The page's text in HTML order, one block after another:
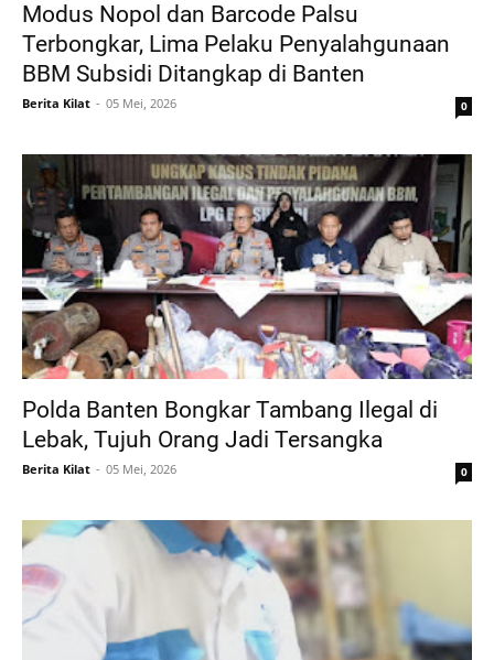
Modus Nopol dan Barcode Palsu
Terbongkar, Lima Pelaku Penyalahgunaan
BBM Subsidi Ditangkap di Banten
Berita Kilat 05 Mei, 2026 0
Polda Banten Bongkar Tambang Ilegal di
Lebak, Tujuh Orang Jadi Tersangka
Berita Kilat 05 Mei, 2026 0